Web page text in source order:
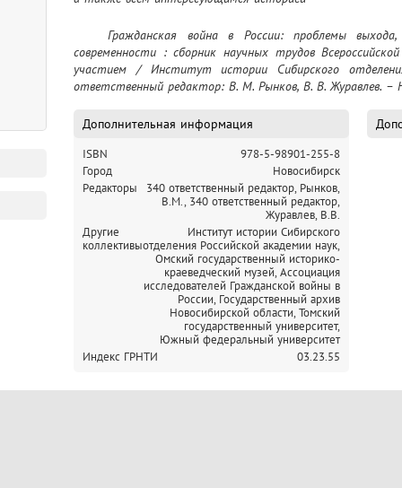
	Гражданская война в России: проблемы выхода, исторические последствия, уроки для
современности : сборник научных трудов
участием / Институт истории Сибирского
ответственный редактор: В. М. Рынков, В. В. Журавлев. –
Дополнительная информация
ISBN
978-5-98901-255-8
Город
Новосибирск
Редакторы
340 ответственный редактор, Рынков,
В.М., 340 ответственный редактор,
Журавлев, В.В.
Другие
коллективы
Институт истории Сибирского
отделения Российской академии наук,
Омский государственный историко-
краеведческий музей, Ассоциация
исследователей Гражданской войны в
России, Государственный архив
Новосибирской области, Томский
государственный университет,
Южный федеральный университет
Индекс ГРНТИ
03.23.55